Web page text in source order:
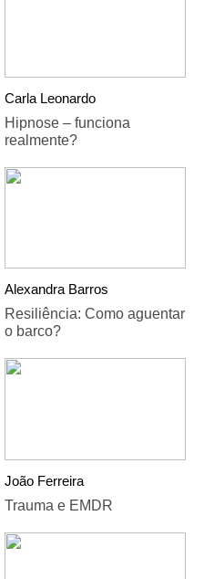
Carla Leonardo
Hipnose – funciona
realmente?
Alexandra Barros
Resiliência: Como aguentar
o barco?
João Ferreira
Trauma e EMDR